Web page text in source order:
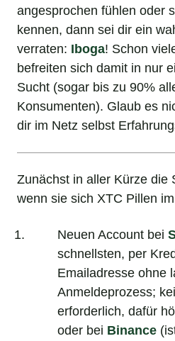
angesprochen fühlen oder
kennen, dann sei dir ein
verraten: Iboga! Schon
befreiten sich damit in nur
Sucht (sogar bis zu 90%
Konsumenten). Glaub es
dir im Netz selbst
Zunächst in aller Kürze die
wenn sie sich XTC Pillen
Neuen Account bei
schnellsten, per
Emailadresse ohne
Anmeldeprozess;
erforderlich, dafür
oder bei Binance